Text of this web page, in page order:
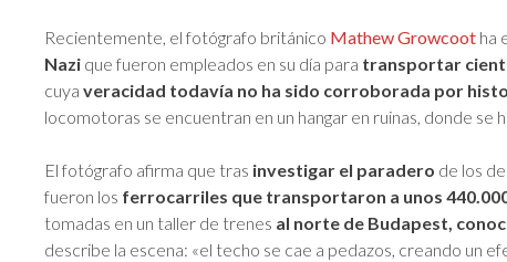
Recientemente, el fotógrafo británico Mathew Growcoot ha
Nazi que fueron empleados en su día para transportar
cuyaveracidad todavía no ha sido corroborada por
locomotoras se encuentran en un hangar en ruinas, donde se
El fotógrafo afirma que tras investigar el paradero de los
fueron los ferrocarriles que transportaron a unos
tomadas en un taller de trenes al norte de Budapest,
describe la escena: «el techo se cae a pedazos, creando un